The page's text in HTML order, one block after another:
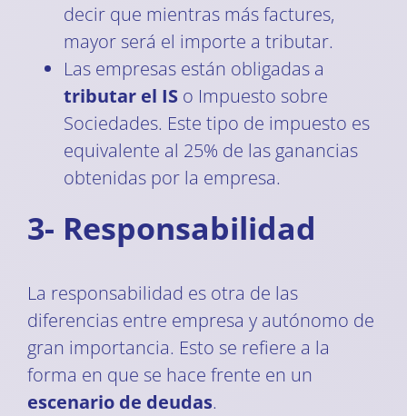
decir que mientras más factures,
mayor será el importe a tributar.
Las empresas están obligadas a
tributar el IS o Impuesto sobre
Sociedades. Este tipo de impuesto es
equivalente al 25% de las ganancias
obtenidas por la empresa.
3- Responsabilidad
La responsabilidad es otra de las
diferencias entre empresa y autónomo de
gran importancia. Esto se refiere a la
forma en que se hace frente en un
escenario de deudas.